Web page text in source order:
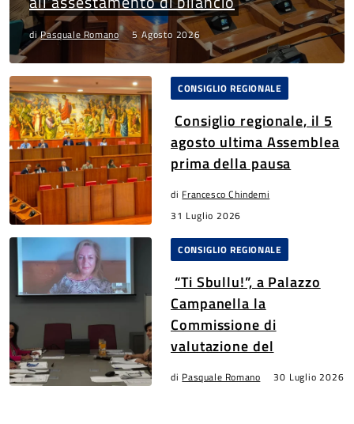
diPasquale Romano 5 Agosto 2026
CONSIGLIO REGIONALE
Consiglio regionale, il 5
agosto ultima Assemblea
prima della pausa
di Francesco Chindemi
31 Luglio 2026
CONSIGLIO REGIONALE
“Ti Sbullu!”, a Palazzo
Campanella la
Commissione di
valutazione del
di Pasquale Romano 30 Luglio 2026